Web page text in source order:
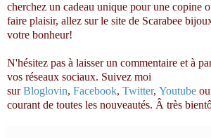
cherchez un cadeau unique pour une copine
faire plaisir, allez sur le site de Scarabee
votre bonheur!
N'hésitez pas à laisser un commentaire et à
vos réseaux sociaux. Suivez moi
surBloglovin, Facebook, Twitter, Youtube ou
courant de toutes les nouveautés. Â très